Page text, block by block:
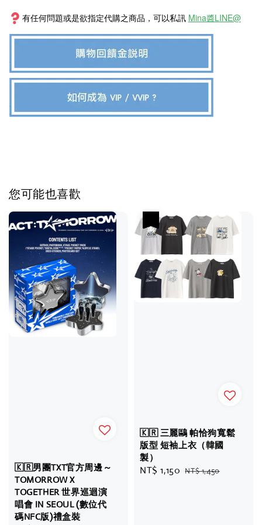
有任何問題或是欲指定代購之商品，可以私訊 Mina醬LINE@
您可能也喜歡
🇰🇷男團TXT官方周邊～
TOMORROW X
TOGETHER 世界巡迴演
唱會 IN SEOUL (數位代
碼NFC版)禮盒裝
🇰🇷 三麗鷗 帕恰狗寬鬆
版型 短袖上衣（韓國
製）
Sale
NT$ 1,150 Regular
NT$ 1,450